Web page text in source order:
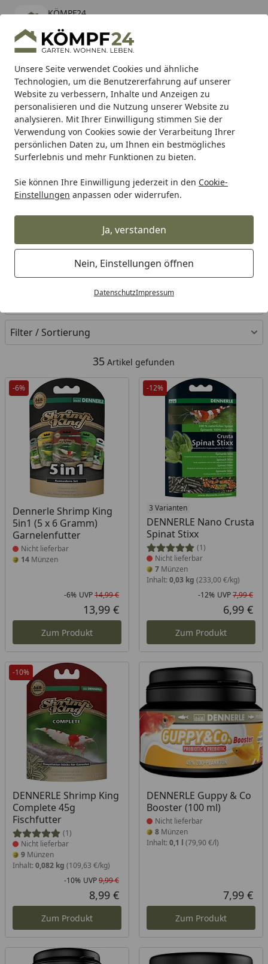
Unsere Seite verwendet Cookies und ähnliche
Technologien, um die Benutzererfahrung auf unserer
Website zu verbessern, Inhalte und Anzeigen zu
personalisieren und die Nutzung unserer Website zu
analysieren. Mit Ihrer Einwilligung stimmen Sie der
Verwendung von Cookies sowie der Verarbeitung Ihrer
persönlichen Daten zu, um Ihnen ein bestmögliches
Surferlebnis und mehr Funktionen zu bieten.
Sie können Ihre Einwilligung jederzeit in den Cookie-
Einstellungen anpassen oder widerrufen.
Ja, verstanden
Nein, Einstellungen öffnen
DatenschutzImpressum
KÖMPF24
kostenlos - Im App Store
Hotline
Alle Produkte
Mein Konto
Suchen
Karibu Pools inkl. gratis Sandfilteranlage & Pool-
Starterset (Gesamtwert bis 468,99€)
Startseite
DENNERLE Futter Fischfutter & Garnelenfutter
DENNERLE Fischfutter &
Garnelenfutter
Süßwasseraquaristik
Ihre Artikelübersicht
Filter / Sortierung
35 Artikel gefunden
-6%
Dennerle Shrimp King
5in1 (5 x 6 Gramm)
Garnelenfutter
Produkt nicht lieferbar
Nicht lieferbar
14 Münzen
Rabatt in Prozent
-6%
Ursprünglicher Preis
UVP14,99 €
Aktueller Preis
13,99 €
Zum Produkt
-12%
3 Varianten
DENNERLE Nano Crusta
Spinat Stixx
(1)
Produkt nicht lieferbar
Nicht lieferbar
7Münzen
Inhalt: 0,03 kg (233,00 €/kg)
-12% UVP7,99 €
6,99 €
Zum Produkt
-10%
DENNERLE Shrimp King
Complete 45g
Fischfutter
(1)
Produkt nicht lieferbar
Nicht lieferbar
9 Münzen
Inhalt: 0,082 kg (109,63 €/kg)
Rabatt in Prozent
-10%
Ursprünglicher Preis
UVP9,99 €
Aktueller Preis
8,99 €
Zum Produkt
DENNERLE Guppy & Co
Booster (100 ml)
Produkt nicht lieferbar
Nicht lieferbar
8Münzen
Inhalt: 0,1 l (79,90 €/l)
7,99 €
Zum Produkt